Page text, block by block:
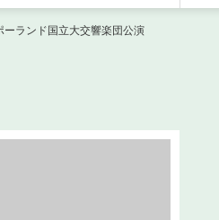
ーランド国立大交響楽団公演